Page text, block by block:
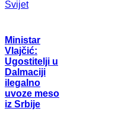
Svijet
Ministar
Vlajčić:
Ugostitelji u
Dalmaciji
ilegalno
uvoze meso
iz Srbije